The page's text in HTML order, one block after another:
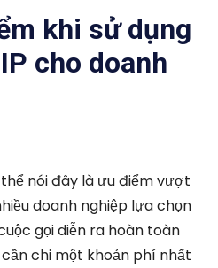
khi sử dụng
cho doanh
nói đây là ưu điểm vượt
doanh nghiệp lựa chọn
gọi diễn ra hoàn toàn
chi một khoản phí nhất